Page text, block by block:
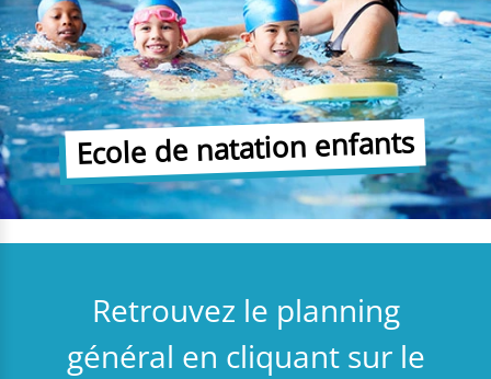
Ecole de natation enfants
Retrouvez le planning
général en cliquant sur le